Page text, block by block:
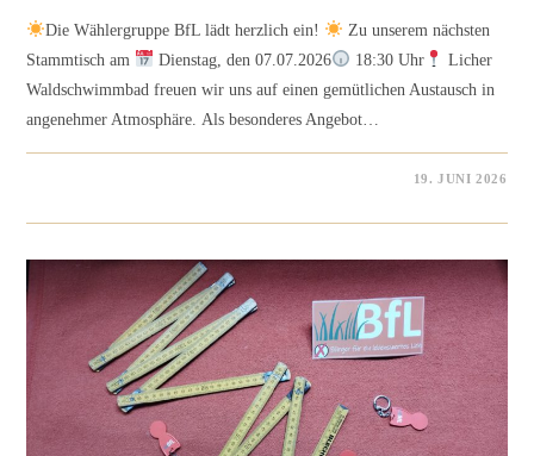
Die Wählergruppe BfL lädt herzlich ein!
Zu unserem nächsten
Stammtisch am
Dienstag, den 07.07.2026 18:30 Uhr
Licher
Waldschwimmbad freuen wir uns auf einen gemütlichen Austausch in
angenehmer Atmosphäre. Als besonderes Angebot…
WÄHLERGRUPPE
LÄDT
HERZLICH
EIN!
19. JUNI 2026